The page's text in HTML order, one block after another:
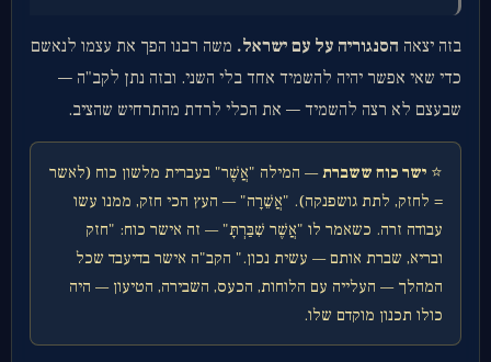
בזה יצאה הסנגוריה על עם ישראל. משה רבנו הפך את עצמו לנאשם
כדי שאי אפשר יהיה להשמיד אחד בלי השני. ובזה נתן לקב"ה —
שבעצם לא רצה להשמיד — את הכלי לרדת מהתרחיש שהציב.
⭐ ישר כוח ששברת— המילה "אֲשֶׁר" בעברית מלשון כוח (לאשר
= לחזק, לתת גושפנקה). "אֲשֵׁרָה" — העץ הכי חזק, ממנו עשו
עבודה זרה. כשאמר לו "אֲשֶׁר שִׁבַּרְתָּ" — זה אישר כוח: "חזק
ובריא, שברת אותם — עשית נכון." הקב"ה אישר בדיעבד שכל
המהלך — העלייה עם הלוחות, הכעס, השבירה, הטיעון — היה
כולו תכנון מוקדם שלו.